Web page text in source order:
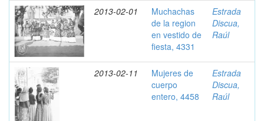
2013-02-01
Muchachas
de la region
en vestido de
fiesta, 4331
Estrada
Discua,
Raúl
2013-02-11
Mujeres de
cuerpo
entero, 4458
Estrada
Discua,
Raúl